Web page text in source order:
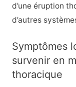
d’une éruption
d’autres
Symptômes
survenir en
thoracique